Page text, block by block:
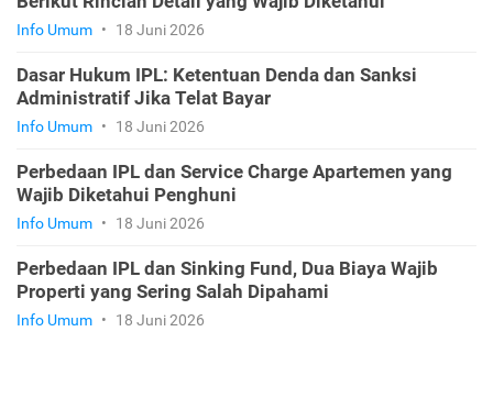
Info Umum • 18 Juni 2026
Dasar Hukum IPL: Ketentuan Denda dan Sanksi
Administratif Jika Telat Bayar
Info Umum • 18 Juni 2026
Perbedaan IPL dan Service Charge Apartemen yang
Wajib Diketahui Penghuni
Info Umum • 18 Juni 2026
Perbedaan IPL dan Sinking Fund, Dua Biaya Wajib
Properti yang Sering Salah Dipahami
Info Umum • 18 Juni 2026